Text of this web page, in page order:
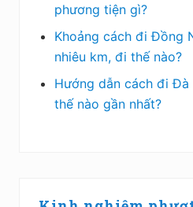
phương tiện gì?
Khoảng cách đi Đồng
nhiêu km, đi thế nào?
Hướng dẫn cách đi Đà
thế nào gần nhất?